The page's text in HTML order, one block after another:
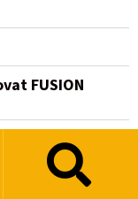
FUSION